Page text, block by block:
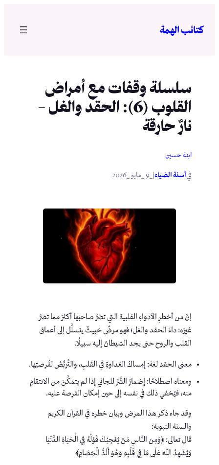
المحتوى
كتائب الهمة
سلسلة وقفات مع أمراض
القلوب (6): الحقد والغل –
نارٌ حارقة
ابنة حسين
فيأسنة الضياء
إنَّ من أخطرِ الأدواءِ القلبية التي تضرُّ صاحبَها أكثرَ مما تضرُّ
غيرَه: داءَ الحقد والغل؛ فهو مرضٌ خبيثٌ يتسلَّل إلى أعماق
القلب والروح حتى يجد الشيطانُ إليه سبيلًا.
معنى الحقد لغة: إمساكُ العَداوةِ في القَلبِ، والتَّربُّصُ لفُرصتِها.
ومعناه اصطلاحًا: إضمارُ الشَّرِّ للجاني إذا لم يتمَكَّنْ من الانتقامِ
منه، فيُخفي ذلك في نفسه إلى حين إمكان الفرصة عليه.
وقد جاء ذكر هذا المرض وبيان خطره في القرآن الكريم
والسنة النبوية:
قال تعالى: ﴿وَمِنَ النَّاسِ مَنْ يُعْجِبُكَ قَوْلُهُ فِي الْحَيَاةِ الدُّنْيَا
وَيُشْهِدُ اللَّهَ عَلَى مَا فِي قَلْبِهِ وَهُوَ أَلَدُّ الْخِصَامِ﴾